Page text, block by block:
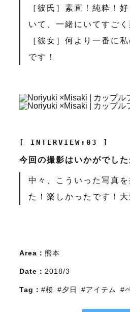
［彼氏］素直！純粋！
いて、一緒にいてすご
［彼女］何より一番に
です！
[ INTERVIEW:03 ]
今回の撮影はいかがでした
中々、こういった写真
た！楽しかったです！
Area： 熊本
Date： 2018/3
Tag： #桜 #夕日 #アイテム #